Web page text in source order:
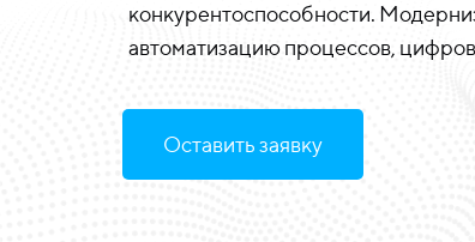
конкурентоспособности.
автоматизацию процессов,
Оставить заявку